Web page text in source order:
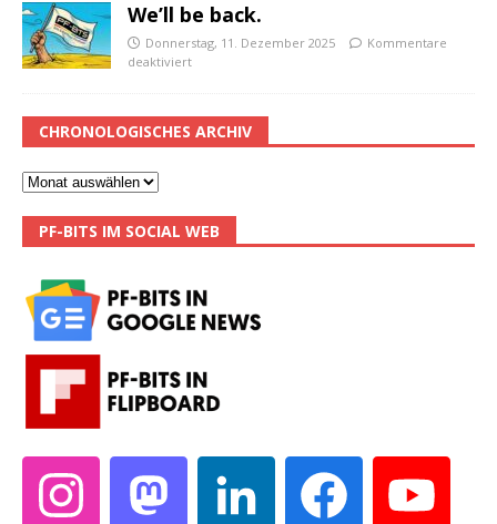
We’ll be back.
Donnerstag, 11. Dezember 2025
Kommentare
deaktiviert
CHRONOLOGISCHES ARCHIV
PF-BITS IM SOCIAL WEB